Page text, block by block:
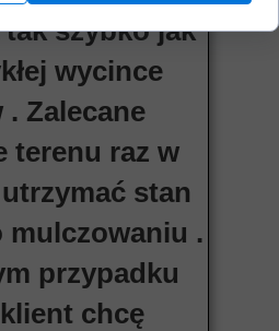
szybko jak
wycince
. Zalecane
terenu raz w
stan
mulczowaniu .
przypadku
chcę